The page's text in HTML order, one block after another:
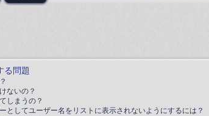
る問題
ないの？
しまうの？
としてユーザー名をリストに表示されないようにするには？